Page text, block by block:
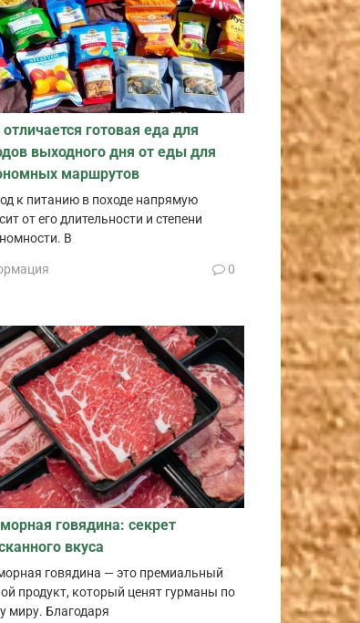
готовая еда для
выходного дня от еды для
маршрутов
к питанию в походе напрямую
от его длительности и степени
В
0
говядина: секрет
вкуса
говядина — это премиальный
продукт, который ценят гурманы по
миру. Благодаря